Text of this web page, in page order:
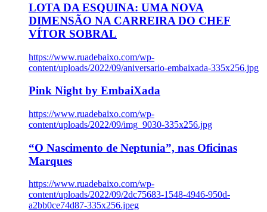
LOTA DA ESQUINA: UMA NOVA
DIMENSÃO NA CARREIRA DO CHEF
VÍTOR SOBRAL
https://www.ruadebaixo.com/wp-
content/uploads/2022/09/aniversario-embaixada-335x256.jpg
Pink Night by EmbaiXada
https://www.ruadebaixo.com/wp-
content/uploads/2022/09/img_9030-335x256.jpg
“O Nascimento de Neptunia”, nas Oficinas
Marques
https://www.ruadebaixo.com/wp-
content/uploads/2022/09/2dc75683-1548-4946-950d-
a2bb0ce74d87-335x256.jpeg